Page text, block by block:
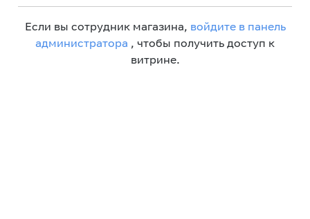
Если вы сотрудник магазина, войдите в панель
администратора , чтобы получить доступ к
витрине.